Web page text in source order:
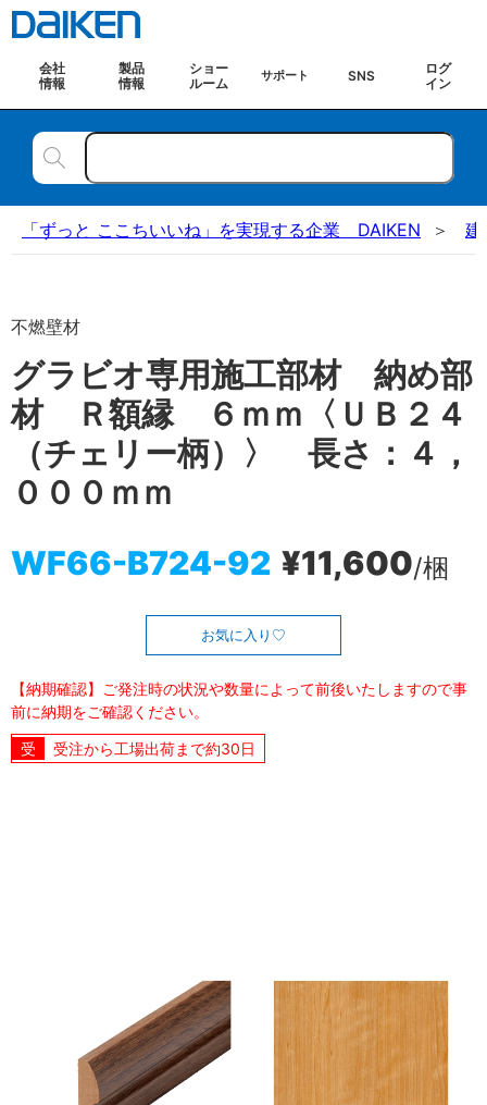
会社
情報
製品
情報
ショー
ルーム
サポート SNS
ログ
イン
「ずっと ここちいいね」を実現する企業 DAIKEN 建
不燃壁材
グラビオ専用施工部材 納め部
材 Ｒ額縁 ６ｍｍ〈ＵＢ２４
（チェリー柄）〉 長さ：４，
０００ｍｍ
WF66-B724-92 ¥11,600/梱
お気に入り
【納期確認】ご発注時の状況や数量によって前後いたしますので事
前に納期をご確認ください。
受注から工場出荷まで約30日